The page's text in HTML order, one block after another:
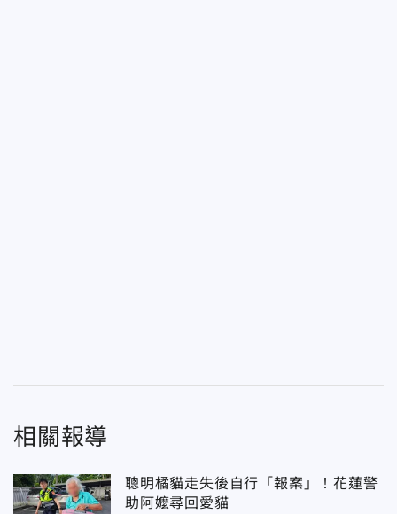
相關報導
聰明橘貓走失後自行「報案」！花蓮警
助阿嬤尋回愛貓